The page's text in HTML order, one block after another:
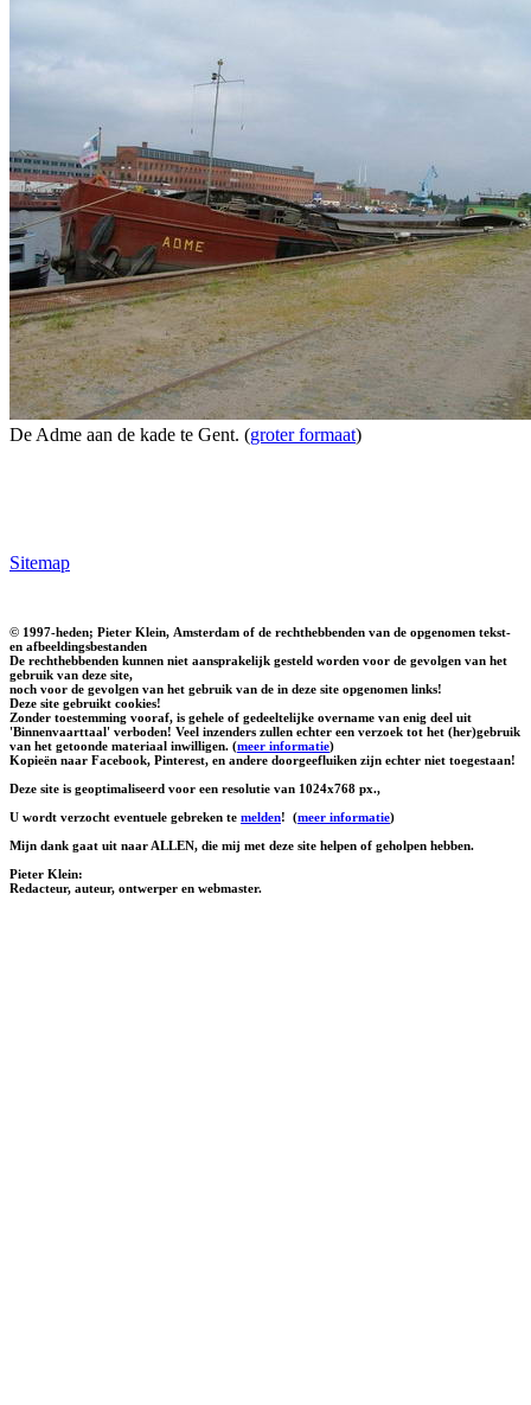
De Adme aan de kade te Gent. (groter formaat)
Sitemap
© 1997-heden; Pieter Klein, Amsterdam of de rechthebbenden van de opgenomen tekst-
en afbeeldingsbestanden
De rechthebbenden kunnen niet aansprakelijk gesteld worden voor de gevolgen van het
gebruik van deze site,
noch voor de gevolgen van het gebruik van de in deze site opgenomen links!
Deze site gebruikt cookies!
Zonder toestemming vooraf, is gehele of gedeeltelijke overname van enig deel uit
'Binnenvaarttaal' verboden! Veel inzenders zullen echter een verzoek tot het (her)gebruik
van het getoonde materiaal inwilligen. (meer informatie)
Kopieën naar Facebook, Pinterest, en andere doorgeefluiken zijn echter niet toegestaan!
Deze site is geoptimaliseerd voor een resolutie van 1024x768 px.,
U wordt verzocht eventuele gebreken te melden! (meer informatie)
Mijn dank gaat uit naar ALLEN, die mij met deze site helpen of geholpen hebben.
Pieter Klein:
Redacteur, auteur, ontwerper en webmaster.